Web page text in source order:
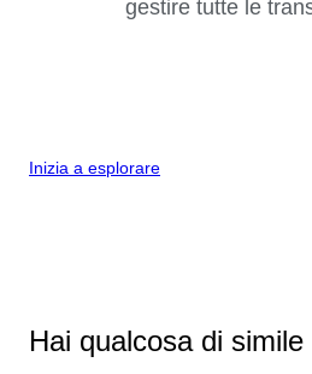
gestire tutte le
Inizia a esplorare
Hai qualcosa di